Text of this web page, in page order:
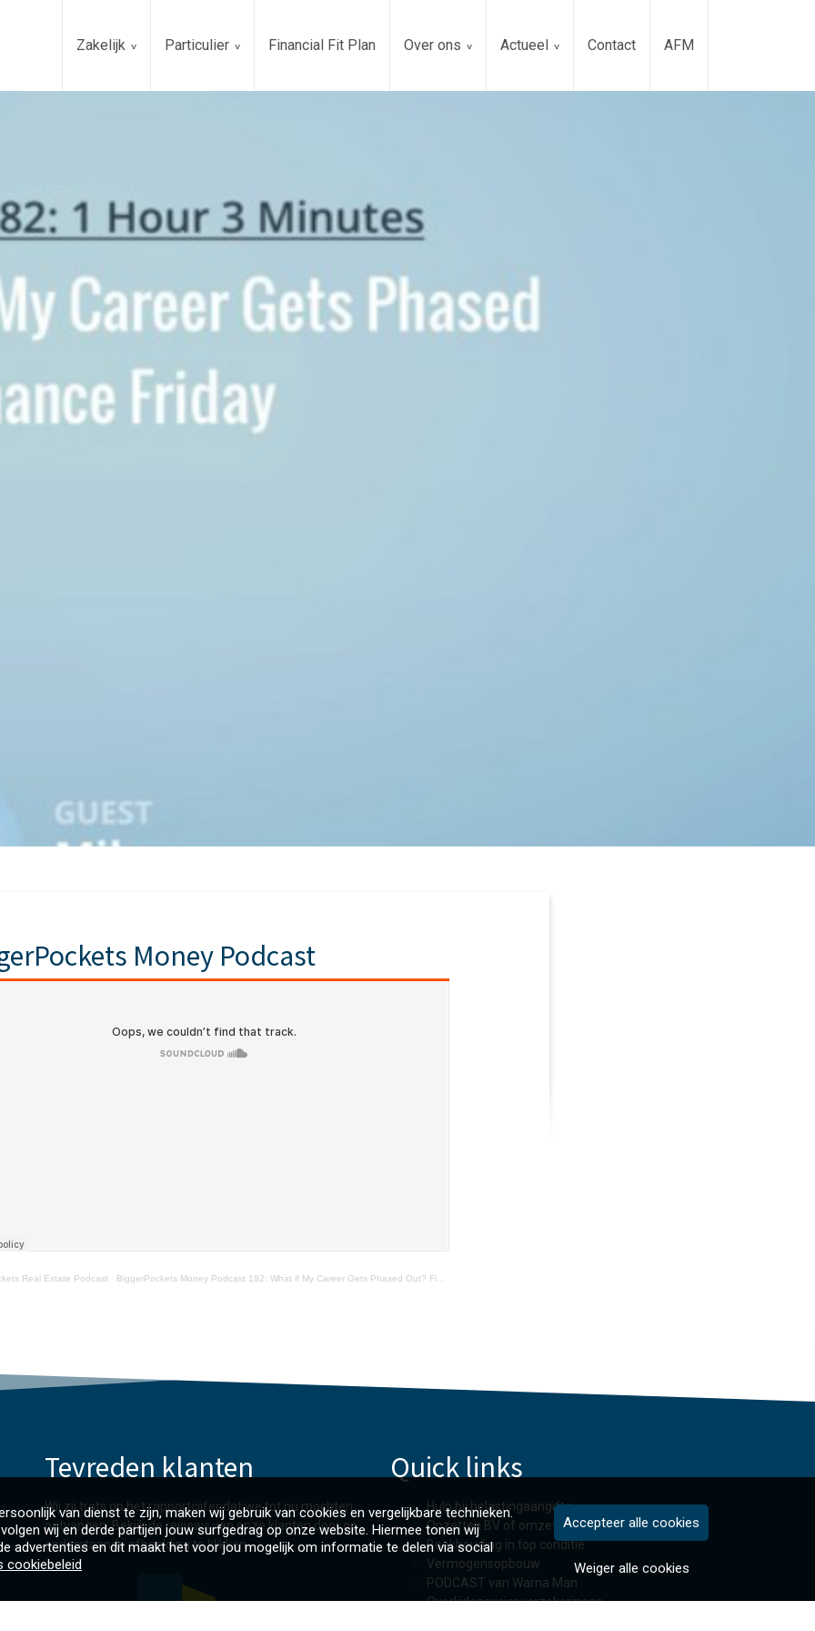
Zakelijk Particulier Financial Fit Plan Over ons Actueel Contact AFM
Money Podcast
Real Estate Podcast · BiggerPockets Money Podcast 182: What if My Career Gets Phased Out? Finance Friday with Mike
Tevreden klanten
Wij zij trots op het rapportcijfer dat we tot nu mochten
ontvangen. Bekijk de reviews van onze klanten door op
onderstaande afbeelding te klikken.
Quick links
Hulp bij belastingaangifte
Opzetten BV of omzetten naar BV
Boekhouding in top conditie
Vermogensopbouw
PODCAST van Warna Man
Overlijdensrisicoverzekeringen
van dienst te zijn, maken wij gebruik van cookies en vergelijkbare technieken.
wij en derde partijen jouw surfgedrag op onze website. Hiermee tonen wij
advertenties en dit maakt het voor jou mogelijk om informatie te delen via social
cookiebeleid
Accepteer alle cookies
Weiger alle cookies